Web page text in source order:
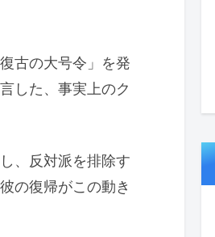
古の大号令」を発
した、事実上のク
、反対派を排除す
の復帰がこの動き